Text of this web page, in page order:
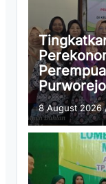
8 August 2026